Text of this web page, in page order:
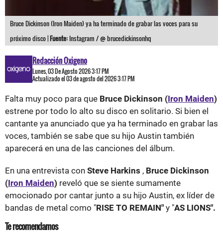
Bruce Dickinson (Iron Maiden) ya ha terminado de grabar las voces para su
próximo disco |Fuente: Instagram / @ brucedickinsonhq
Redacción Oxigeno
Lunes, 03 De Agosto 2026 3:17 PM
Actualizado el 03 de agosto del 2026 3:17 PM
Falta muy poco para que Bruce Dickinson (Iron Maiden)
estrene por todo lo alto su disco en solitario. Si bien el
cantante ya anunciado que ya ha terminado en grabar las
voces, también se sabe que su hijo Austin también
aparecerá en una de las canciones del álbum.
En una entrevista con Steve Harkins , Bruce Dickinson
(Iron Maiden) reveló que se siente sumamente
emocionado por cantar junto a su hijo Austin, ex líder de
bandas de metal como "RISE TO REMAIN" y "AS LIONS".
Te recomendamos